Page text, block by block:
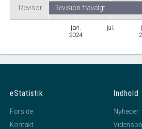
Revisor
jan.
2024
jul.
Revision fravalgt
eStatistik
Forside
Kontakt
Indhold
Nyheder